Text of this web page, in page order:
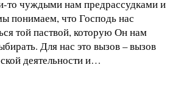
то чуждыми нам предрассудками и
понимаем, что Господь нас
той паствой, которую Он нам
Для нас это вызов – вызов
деятельности и…